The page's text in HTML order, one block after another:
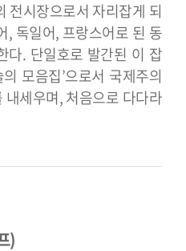
전시장으로서 자리잡게 되
, 독일어, 프랑스어로 된 동
다. 단일호로 발간된 이 잡
모음집’으로서 국제주의
세우며, 처음으로 다다라
)